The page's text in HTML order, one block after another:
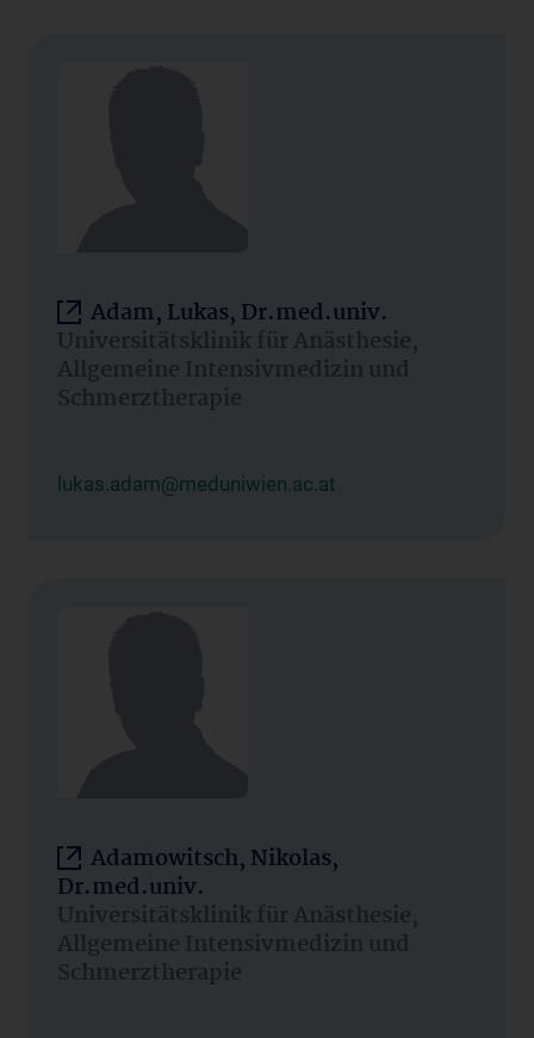
Adam, Lukas, Dr.med.univ.
Universitätsklinik für Anästhesie,
Allgemeine Intensivmedizin und
Schmerztherapie
lukas.adam@meduniwien.ac.at
Adamowitsch, Nikolas,
Dr.med.univ.
Universitätsklinik für Anästhesie,
Allgemeine Intensivmedizin und
Schmerztherapie